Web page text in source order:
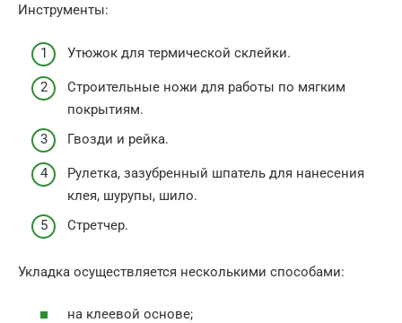
Инструменты:
Утюжок для термической склейки.
Строительные ножи для работы по мягким
покрытиям.
Гвозди и рейка.
Рулетка, зазубренный шпатель для нанесения
клея, шурупы, шило.
Стретчер.
Укладка осуществляется несколькими способами:
на клеевой основе;